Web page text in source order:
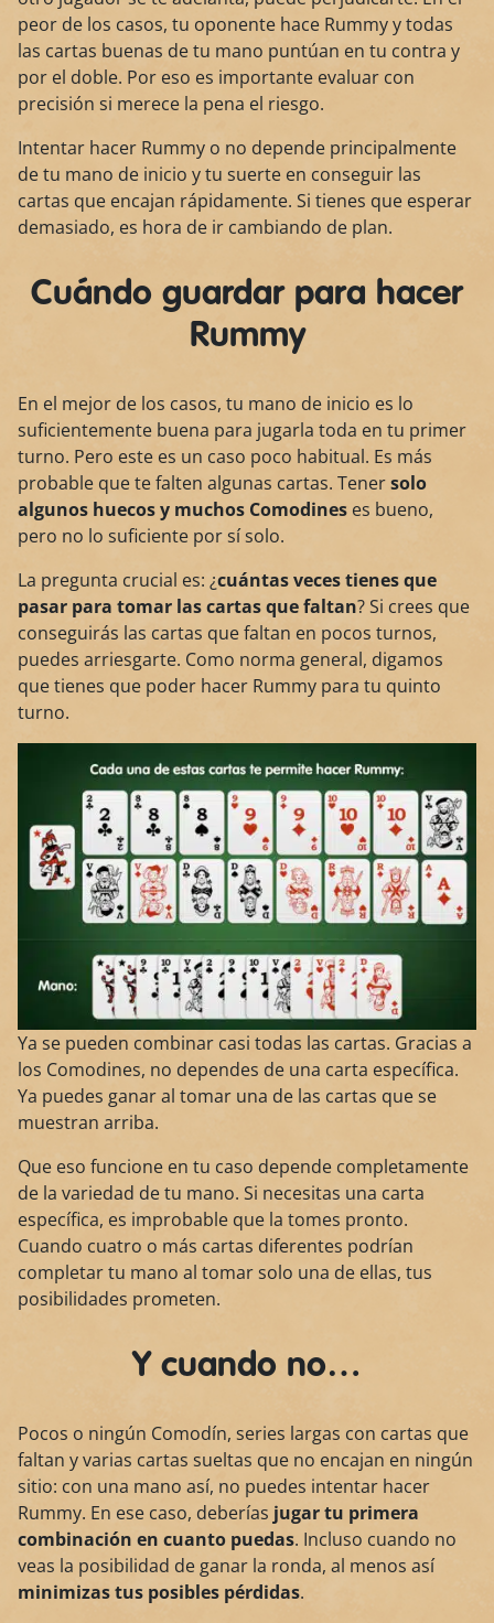
peor de los casos, tu oponente hace Rummy y todas
las cartas buenas de tu mano puntúan en tu contra y
por el doble. Por eso es importante evaluar con
precisión si merece la pena el riesgo.
Intentar hacer Rummy o no depende principalmente
de tu mano de inicio y tu suerte en conseguir las
cartas que encajan rápidamente. Si tienes que esperar
demasiado, es hora de ir cambiando de plan.
Cuándo guardar para hacer
Rummy
En el mejor de los casos, tu mano de inicio es lo
suficientemente buena para jugarla toda en tu primer
turno. Pero este es un caso poco habitual. Es más
probable que te falten algunas cartas. Tenersolo
algunos huecos y muchos Comodines es bueno,
pero no lo suficiente por sí solo.
La pregunta crucial es: ¿cuántas veces tienes que
pasar para tomar las cartas que faltan? Si crees que
conseguirás las cartas que faltan en pocos turnos,
puedes arriesgarte. Como norma general, digamos
que tienes que poder hacer Rummy para tu quinto
turno.
Ya se pueden combinar casi todas las cartas. Gracias a
los Comodines, no dependes de una carta específica.
Ya puedes ganar al tomar una de las cartas que se
muestran arriba.
Que eso funcione en tu caso depende completamente
de la variedad de tu mano. Si necesitas una carta
específica, es improbable que la tomes pronto.
Cuando cuatro o más cartas diferentes podrían
completar tu mano al tomar solo una de ellas, tus
posibilidades prometen.
Y cuando no…
Pocos o ningún Comodín, series largas con cartas que
faltan y varias cartas sueltas que no encajan en ningún
sitio: con una mano así, no puedes intentar hacer
Rummy. En ese caso, deberías jugar tu primera
combinación en cuanto puedas. Incluso cuando no
veas la posibilidad de ganar la ronda, al menos así
minimizas tus posibles pérdidas.